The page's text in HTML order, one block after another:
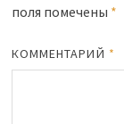
поля помечены *
КОММЕНТАРИЙ *